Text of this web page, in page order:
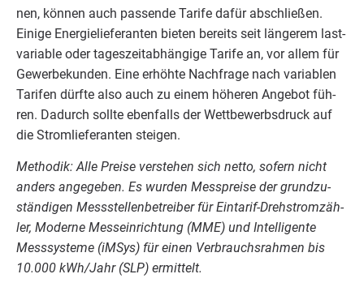
nen, kön­nen auch pas­sen­de Tari­fe dafür abschlie­ßen.
Eini­ge Ener­gie­lie­fe­ran­ten bie­ten bereits seit län­ge­rem last­
va­ria­ble oder tages­zeit­ab­hän­gi­ge Tari­fe an, vor allem für
Gewer­be­kun­den. Eine erhöh­te Nach­fra­ge nach varia­blen
Tari­fen dürf­te also auch zu einem höhe­ren Ange­bot füh­
ren. Dadurch soll­te eben­falls der Wett­be­werbs­druck auf
die Strom­lie­fe­ran­ten steigen.
Metho­dik: Alle Prei­se ver­ste­hen sich net­to, sofern nicht
anders ange­ge­ben. Es wur­den Mess­prei­se der grund­zu­
stän­di­gen Mess­stel­len­be­trei­ber für Ein­ta­rif-Dreh­strom­zäh­
ler, Moder­ne Mess­ein­rich­tung (MME) und Intel­li­gen­te
Mess­sys­te­me (iMSys) für einen Ver­brauchs­rah­men bis
10.000 kWh/​Jahr (SLP) ermittelt.